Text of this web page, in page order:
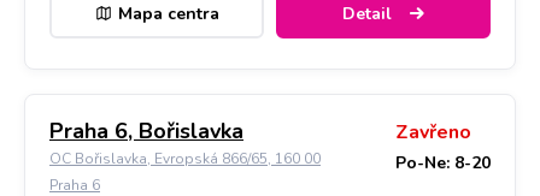
Mapa centra Detail
Praha 6, Bořislavka
OC Bořislavka, Evropská 866/65, 160 00
Praha 6
Zavřeno
Po-Ne: 8-20